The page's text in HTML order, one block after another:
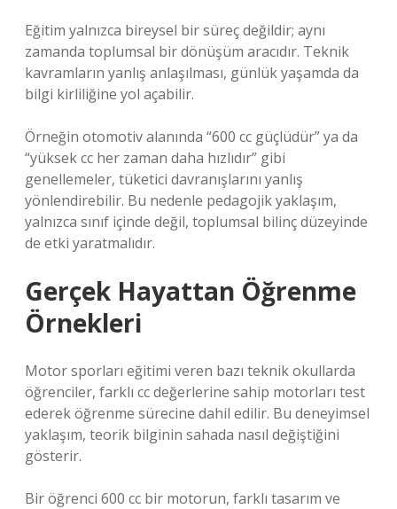
Eğitim yalnızca bireysel bir süreç değildir; aynı
zamanda toplumsal bir dönüşüm aracıdır. Teknik
kavramların yanlış anlaşılması, günlük yaşamda da
bilgi kirliliğine yol açabilir.
Örneğin otomotiv alanında “600 cc güçlüdür” ya da
“yüksek cc her zaman daha hızlıdır” gibi
genellemeler, tüketici davranışlarını yanlış
yönlendirebilir. Bu nedenle pedagojik yaklaşım,
yalnızca sınıf içinde değil, toplumsal bilinç düzeyinde
de etki yaratmalıdır.
Gerçek Hayattan Öğrenme
Örnekleri
Motor sporları eğitimi veren bazı teknik okullarda
öğrenciler, farklı cc değerlerine sahip motorları test
ederek öğrenme sürecine dahil edilir. Bu deneyimsel
yaklaşım, teorik bilginin sahada nasıl değiştiğini
gösterir.
Bir öğrenci 600 cc bir motorun, farklı tasarım ve